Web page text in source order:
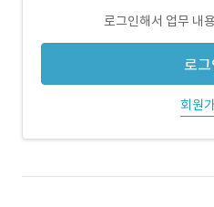
로그인해서 업무 내
로그
회원